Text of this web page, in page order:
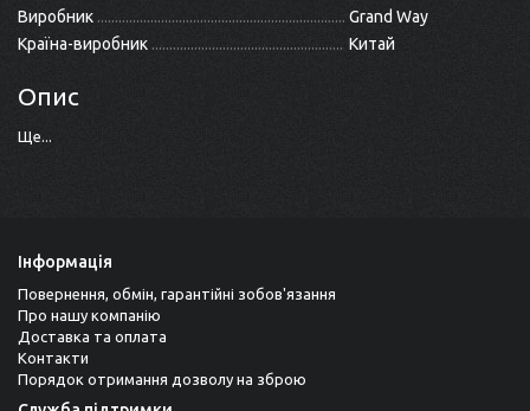
Виробник
Grand Way
Країна-виробник
Китай
Опис
Ще...
Інформація
Повернення, обмін, гарантійні зобов'язання
Про нашу компанію
Доставка та оплата
Контакти
Порядок отримання дозволу на зброю